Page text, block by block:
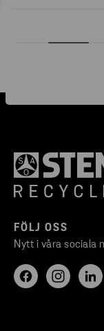
FÖLJ OSS
Nytt i våra sociala